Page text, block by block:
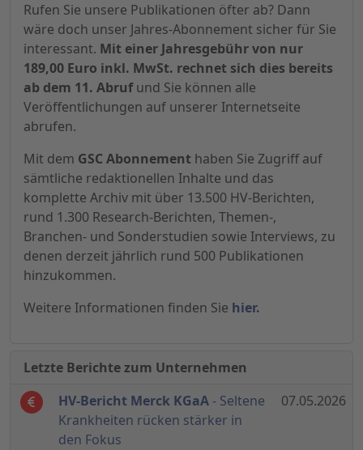
Rufen Sie unsere Publikationen öfter ab? Dann
wäre doch unser Jahres-Abonnement sicher für Sie
interessant. Mit einer Jahresgebühr von nur
189,00 Euro inkl. MwSt. rechnet sich dies bereits
ab dem 11. Abrufund Sie können alle
Veröffentlichungen auf unserer Internetseite
abrufen.
Mit dem GSC Abonnement haben Sie Zugriff auf
sämtliche redaktionellen Inhalte und das
komplette Archiv mit über 13.500 HV-Berichten,
rund 1.300 Research-Berichten, Themen-,
Branchen- und Sonderstudien sowie Interviews, zu
denen derzeit jährlich rund 500 Publikationen
hinzukommen.
Weitere Informationen finden Sie hier.
Letzte Berichte zum Unternehmen
HV-Bericht Merck KGaA - Seltene
Krankheiten rücken stärker in
den Fokus
07.05.2026